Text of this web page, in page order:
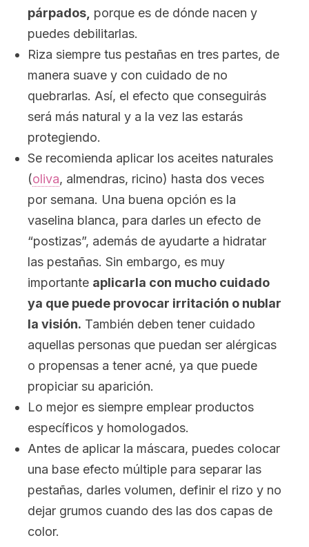
párpados, porque es de dónde nacen y
puedes debilitarlas.
Riza siempre tus pestañas en tres partes, de
manera suave y con cuidado de no
quebrarlas. Así, el efecto que conseguirás
será más natural y a la vez las estarás
protegiendo.
Se recomienda aplicar los aceites naturales
(oliva, almendras, ricino) hasta dos veces
por semana. Una buena opción es la
vaselina blanca, para darles un efecto de
“postizas”, además de ayudarte a hidratar
las pestañas. Sin embargo, es muy
importante aplicarla con mucho cuidado
ya que puede provocar irritación o nublar
la visión. También deben tener cuidado
aquellas personas que puedan ser alérgicas
o propensas a tener acné, ya que puede
propiciar su aparición.
Lo mejor es siempre emplear productos
específicos y homologados.
Antes de aplicar la máscara, puedes colocar
una base efecto múltiple para separar las
pestañas, darles volumen, definir el rizo y no
dejar grumos cuando des las dos capas de
color.